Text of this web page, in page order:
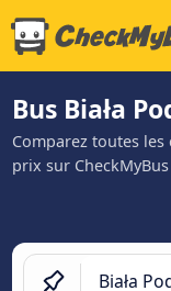
Bus Biała
Comparez toutes
prix sur CheckMyBus